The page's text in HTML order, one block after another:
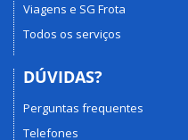
Viagens e SG Frota
Todos os serviços
DÚVIDAS?
Perguntas frequentes
Telefones